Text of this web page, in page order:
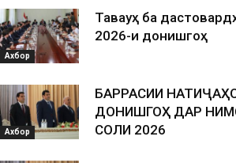
Ахбор
Таваҷҷуҳ ба
2026-и донишгоҳ
Ахбор
БАРРАСИИ
ДОНИШГОҲ ДАР
СОЛИ 2026